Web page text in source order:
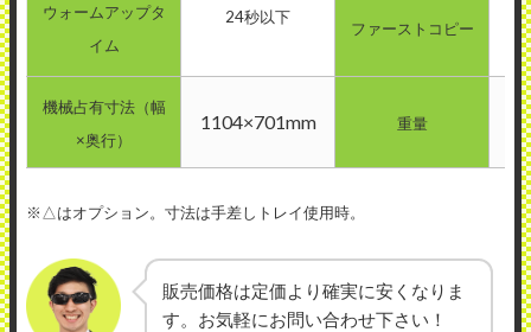
ウォームアップタ
イム
24秒以下
ファーストコピー
機械占有寸法（幅
×奥行）
1104×701mm 重量
※△はオプション。寸法は手差しトレイ使用時。
販売価格は定価より確実に安くなりま
す。お気軽にお問い合わせ下さい！